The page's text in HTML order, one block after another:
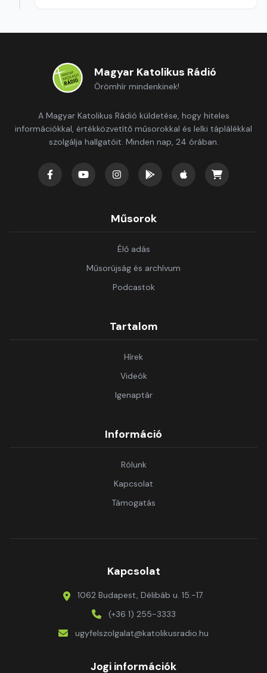
Magyar Katolikus Rádió
Örömhír mindenkinek!
A Magyar Katolikus Rádió küldetése, hogy hiteles
információkkal, értékközvetítő műsorokkal és lelki táplálékkal
szolgálja hallgatóit. Minden nap, 24 órában.
Műsorok
Élő adás
Műsorújság és archívum
Podcastok
Tartalom
Hírek
Videók
Igenaptár
Információ
Rólunk
Kapcsolat
Támogatás
Kapcsolat
1062 Budapest, Délibáb u. 15.-17.
(+36 1) 255-3333
ugyfelszolgalat@katolikusradio.hu
Jogi információk